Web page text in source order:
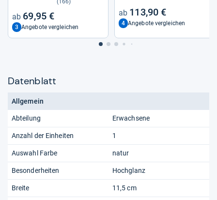
(166)
69,95 €
3 Angebote vergleichen
113,90 €
4 Angebote vergleichen
Datenblatt
Allgemein
Abteilung Erwachsene
Anzahl der Einheiten 1
Auswahl Farbe natur
Besonderheiten Hochglanz
Breite 11,5 cm